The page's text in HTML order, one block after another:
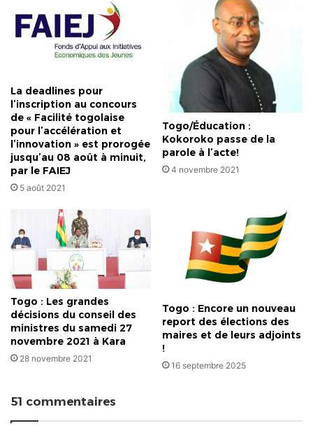
La deadlines pour
l’inscription au concours
de « Facilité togolaise
pour l’accélération et
l’innovation » est prorogée
jusqu’au 08 août à minuit,
par le FAIEJ
5 août 2021
Togo/Éducation :
Kokoroko passe de la
parole à l’acte!
4 novembre 2021
Togo : Les grandes
décisions du conseil des
ministres du samedi 27
novembre 2021 à Kara
28 novembre 2021
Togo : Encore un nouveau
report des élections des
maires et de leurs adjoints
!
16 septembre 2025
51 commentaires